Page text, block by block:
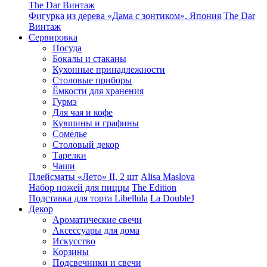
The Dar Винтаж
Фигурка из дерева «Дама с зонтиком», Япония The Dar
Винтаж
Сервировка
Посуда
Бокалы и стаканы
Кухонные принадлежности
Столовые приборы
Ëмкости для хранения
Гурмэ
Для чая и кофе
Кувшины и графины
Сомелье
Столовый декор
Тарелки
Чаши
Плейсматы «Лето» II, 2 шт Alisa Maslova
Набор ножей для пиццы The Edition
Подставка для торта Libellula La DoubleJ
Декор
Ароматические свечи
Аксессуары для дома
Искусство
Корзины
Подсвечники и свечи